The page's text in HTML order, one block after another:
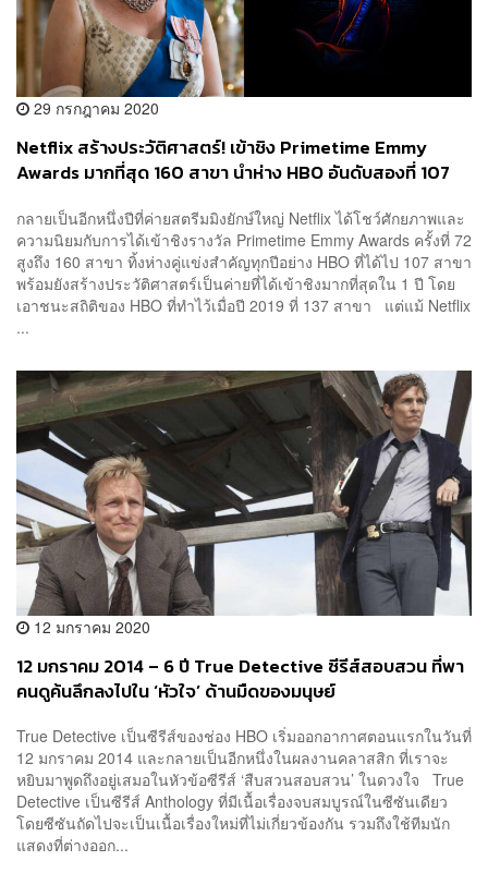
29 กรกฎาคม 2020
Netflix สร้างประวัติศาสตร์! เข้าชิง Primetime Emmy
Awards มากที่สุด 160 สาขา นำห่าง HBO อันดับสองที่ 107
กลายเป็นอีกหนึ่งปีที่ค่ายสตรีมมิงยักษ์ใหญ่ Netflix ได้โชว์ศักยภาพและ
ความนิยมกับการได้เข้าชิงรางวัล Primetime Emmy Awards ครั้งที่ 72
สูงถึง 160 สาขา ทิ้งห่างคู่แข่งสำคัญทุกปีอย่าง HBO ที่ได้ไป 107 สาขา
พร้อมยังสร้างประวัติศาสตร์เป็นค่ายที่ได้เข้าชิงมากที่สุดใน 1 ปี โดย
เอาชนะสถิติของ HBO ที่ทำไว้เมื่อปี 2019 ที่ 137 สาขา แต่แม้ Netflix
...
12 มกราคม 2020
12 มกราคม 2014 – 6 ปี True Detective ซีรีส์สอบสวน ที่พา
คนดูค้นลึกลงไปใน ‘หัวใจ’ ด้านมืดของมนุษย์
True Detective เป็นซีรีส์ของช่อง HBO เริ่มออกอากาศตอนแรกในวันที่
12 มกราคม 2014 และกลายเป็นอีกหนึ่งในผลงานคลาสสิก ที่เราจะ
หยิบมาพูดถึงอยู่เสมอในหัวข้อซีรีส์ ‘สืบสวนสอบสวน’ ในดวงใจ True
Detective เป็นซีรีส์ Anthology ที่มีเนื้อเรื่องจบสมบูรณ์ในซีซันเดียว
โดยซีซันถัดไปจะเป็นเนื้อเรื่องใหม่ที่ไม่เกี่ยวข้องกัน รวมถึงใช้ทีมนัก
แสดงที่ต่างออก...